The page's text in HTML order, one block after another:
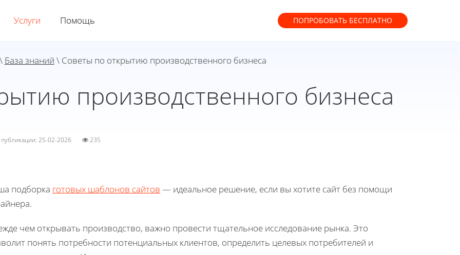
Услуги Помощь ПОПРОБОВАТЬ БЕСПЛАТНО
\ База знаний \ Советы по открытию производственного бизнеса
производственного бизнеса
публикации: 25-02-2026 235
подборка готовых шаблонов сайтов — идеальное решение, если вы хотите сайт без помощи
чем открывать производство, важно провести тщательное исследование рынка. Это
понять потребности потенциальных клиентов, определить целевых потребителей и